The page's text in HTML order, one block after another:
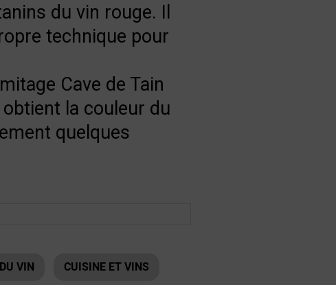
VIN CUISINE ET VINS
du vin rouge. Il
technique pour
Cave de Tain
obtient la couleur du
quelques